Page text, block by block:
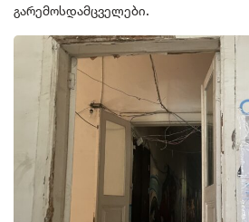
გარემოსდამცველები.